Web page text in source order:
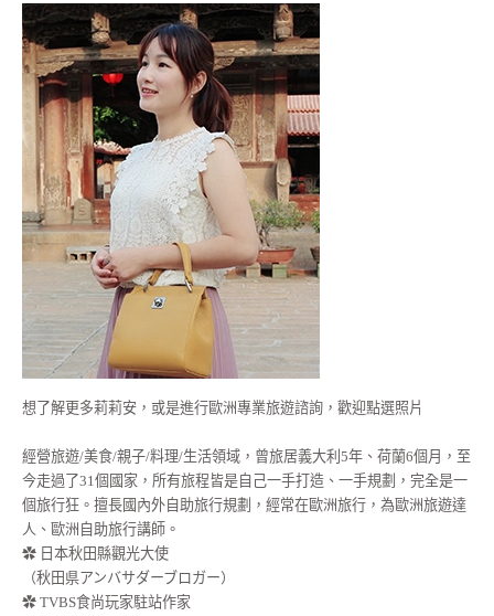
想了解更多莉莉安，或是進行歐洲專業旅遊諮詢，歡迎點選照片
經營旅遊/美食/親子/料理/生活領域，曾旅居義大利5年、荷蘭6個月，至
今走過了31個國家，所有旅程皆是自己一手打造、一手規劃，完全是一
個旅行狂。擅長國內外自助旅行規劃，經常在歐洲旅行，為歐洲旅遊達
人、歐洲自助旅行講師。
✿ 日本秋田縣觀光大使
（秋田県アンバサダーブロガー）
✿ TVBS食尚玩家駐站作家